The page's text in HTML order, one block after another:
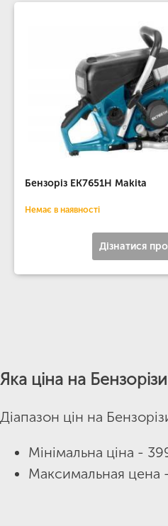
Бензоріз EK7651H Makita
Немає в наявності
Дізнатися
Яка ціна на
Діапазон цін на
Мінімальна ціна -
Максимальная цена